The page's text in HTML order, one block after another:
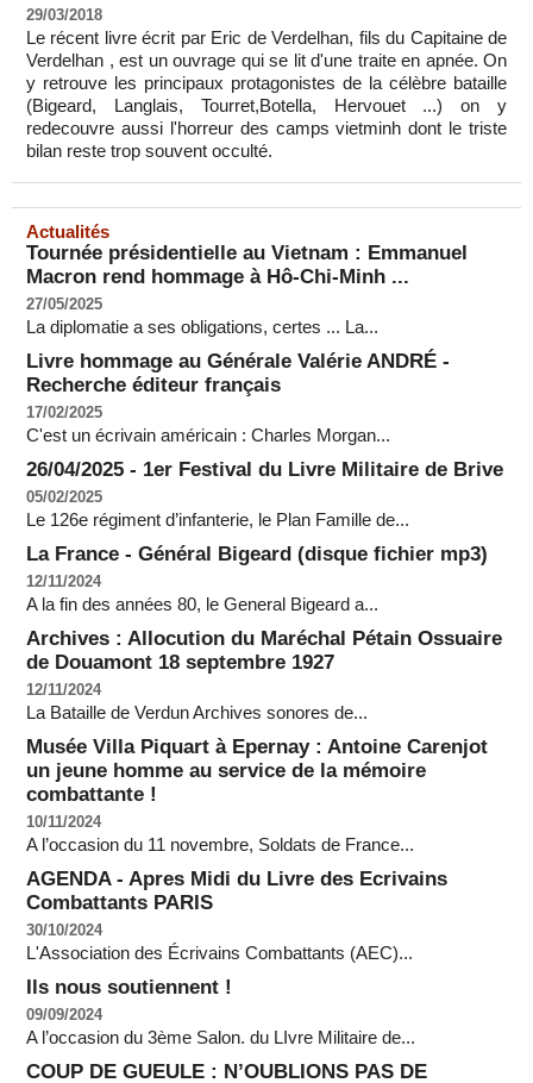
29/03/2018
Le récent livre écrit par Eric de Verdelhan, fils du Capitaine de
Verdelhan , est un ouvrage qui se lit d'une traite en apnée. On
y retrouve les principaux protagonistes de la célèbre bataille
(Bigeard, Langlais, Tourret,Botella, Hervouet ...) on y
redecouvre aussi l'horreur des camps vietminh dont le triste
bilan reste trop souvent occulté.
Actualités
Tournée présidentielle au Vietnam : Emmanuel
Macron rend hommage à Hô-Chi-Minh ...
27/05/2025
La diplomatie a ses obligations, certes ... La...
Livre hommage au Générale Valérie ANDRÉ -
Recherche éditeur français
17/02/2025
C'est un écrivain américain : Charles Morgan...
26/04/2025 - 1er Festival du Livre Militaire de Brive
05/02/2025
Le 126e régiment d’infanterie, le Plan Famille de...
La France - Général Bigeard (disque fichier mp3)
12/11/2024
A la fin des années 80, le General Bigeard a...
Archives : Allocution du Maréchal Pétain Ossuaire
de Douamont 18 septembre 1927
12/11/2024
La Bataille de Verdun Archives sonores de...
Musée Villa Piquart à Epernay : Antoine Carenjot
un jeune homme au service de la mémoire
combattante !
10/11/2024
A l’occasion du 11 novembre, Soldats de France...
AGENDA - Apres Midi du Livre des Ecrivains
Combattants PARIS
30/10/2024
L'Association des Écrivains Combattants (AEC)...
Ils nous soutiennent !
09/09/2024
A l’occasion du 3ème Salon. du LIvre Militaire de...
COUP DE GUEULE : N’OUBLIONS PAS DE